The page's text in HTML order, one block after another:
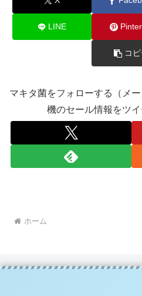
LINE
コ
マキタ菌をフォローする（メ
機のセール情報をツイ
ホーム